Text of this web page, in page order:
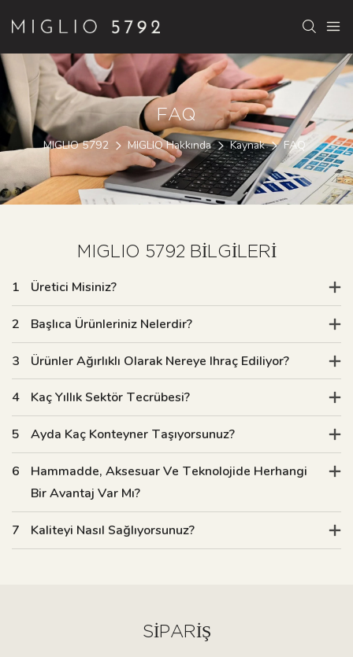
FAQ
MIGLIO 5792 MIGLIO Hakkında Kaynak FAQ
MIGLIO 5792 BILGILERI
1 Üretici Misiniz?
2 Başlıca Ürünleriniz Nelerdir?
3 Ürünler Ağırlıklı Olarak Nereye Ihraç Ediliyor?
4 Kaç Yıllık Sektör Tecrübesi?
5 Ayda Kaç Konteyner Taşıyorsunuz?
6
Hammadde, Aksesuar Ve Teknolojide Herhangi
Bir Avantaj Var Mı?
7 Kaliteyi Nasıl Sağlıyorsunuz?
SIPARIŞ